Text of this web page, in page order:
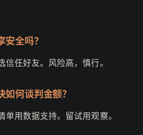
全吗？
信任好友。风险高，慎行。
何谈判金额？
单用数据支持。留试用观察。